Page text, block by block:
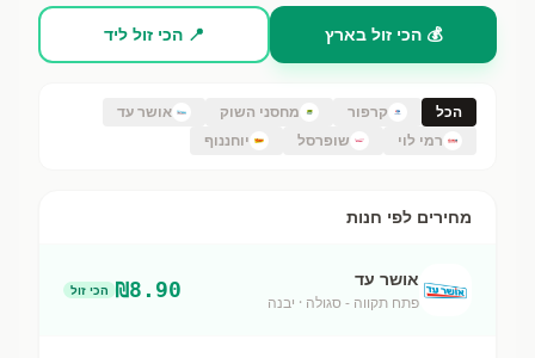
💰 הכי זול בארץ 📍 הכי זול ליד
הכל קרפור מחסני השוק
אושר עד
רמי לוי
שופרסל יוחננוף
מחירים לפי חנות
אושר עד
פתח תקווה - סגולה · יבנה
₪8.90 הכי זול